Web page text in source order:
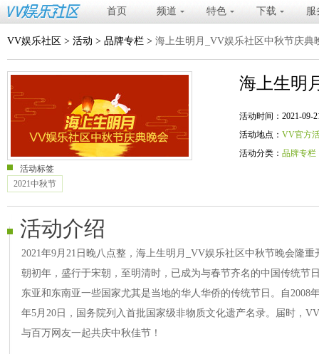
首页 频道 特色 下载 服
VV娱乐社区 > 活动 > 品牌专栏 > 海上生明月_VV娱乐社区中秋节庆典
海上生明
活动时间：2021-09-
活动地点： VV官方
活动分类： 品牌专栏
活动标签
2021中秋节
活动介绍
2021年9月21日晚八点整，海上生明月_VV娱乐社区中秋节晚会隆
朝初年，盛行于宋朝，至明清时，已成为与春节齐名的中国传统节
东亚和东南亚一些国家尤其是当地的华人华侨的传统节日。自2008
年5月20日，国务院列入首批国家级非物质文化遗产名录。届时，
与百万网友一起共庆中秋佳节！